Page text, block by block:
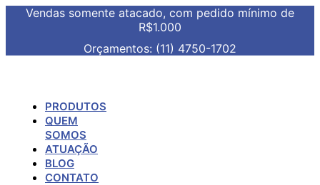
Vendas somente atacado, com pedido mínimo de
R$1.000
Orçamentos: (11) 4750-1702
PRODUTOS
QUEM
SOMOS
ATUAÇÃO
BLOG
CONTATO